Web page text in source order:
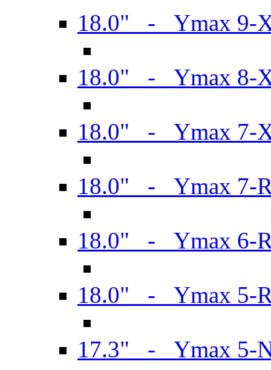
18.0" - Ymax 9-
18.0" - Ymax 8-
18.0" - Ymax 7-
18.0" - Ymax 7-
18.0" - Ymax 6-
18.0" - Ymax 5-
17.3" - Ymax 5-